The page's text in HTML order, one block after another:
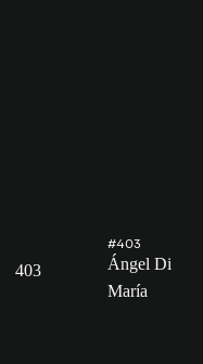
403
#403
Ángel Di
María